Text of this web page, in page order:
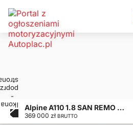
Alpine A110 1.8 SAN REMO 73 Limited No 028/200 FVAT
369 000 zł BRUTTO